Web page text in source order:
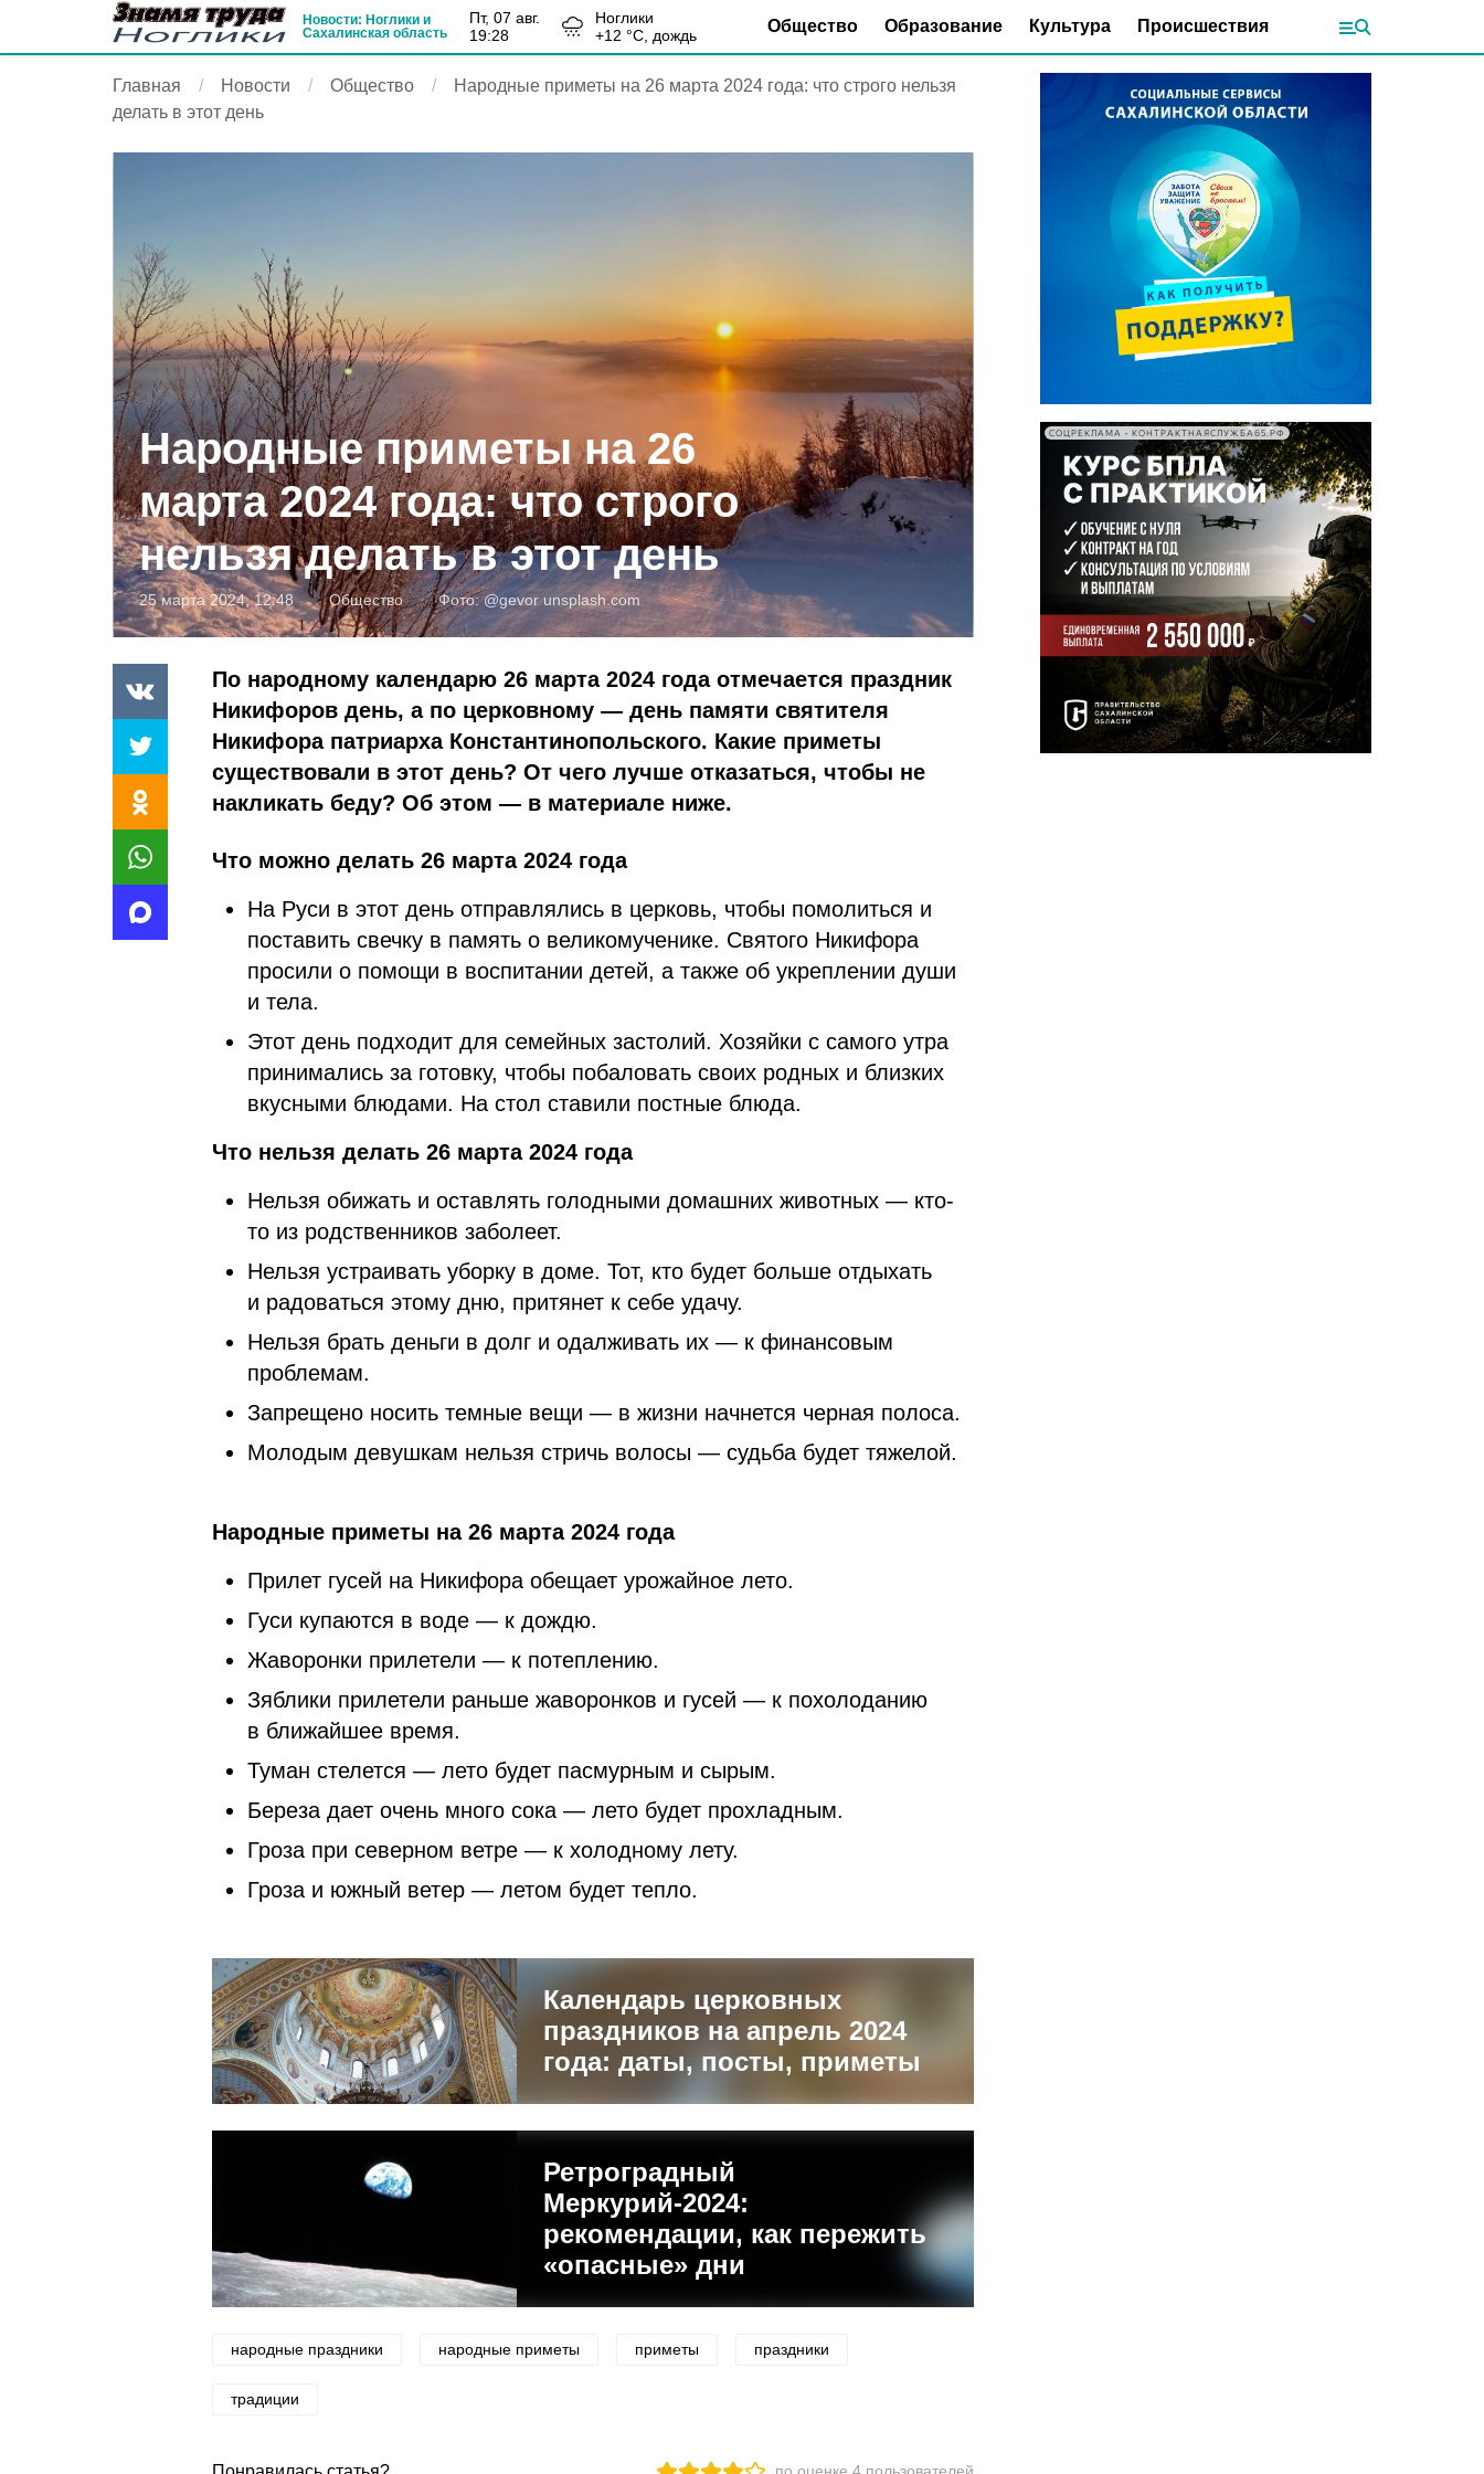
Новости: Ноглики и
Сахалинская область
пт, 07 авг.
19:28
Ноглики
+12 °С, дождь Общество Образование Культура Происшествия
Главная Новости Общество
Народные приметы на 26 марта 2024 года: что строго нельзя
делать в этот день
Народные приметы на 26
марта 2024 года: что строго
нельзя делать в этот день
25 марта 2024, 12:48 Общество Фото:@gevorunsplash.com
По народному календарю 26 марта 2024 года отмечается праздник
Никифоров день, а по церковному — день памяти святителя
Никифора патриарха Константинопольского. Какие приметы
существовали в этот день? От чего лучше отказаться, чтобы не
накликать беду? Об этом — в материале ниже.
Что можно делать 26 марта 2024 года
На Руси в этот день отправлялись в церковь, чтобы помолиться и
поставить свечку в память о великомученике. Святого Никифора
просили о помощи в воспитании детей, а также об укреплении души
и тела.
Этот день подходит для семейных застолий. Хозяйки с самого утра
принимались за готовку, чтобы побаловать своих родных и близких
вкусными блюдами. На стол ставили постные блюда.
Что нельзя делать 26 марта 2024 года
Нельзя обижать и оставлять голодными домашних животных — кто-
то из родственников заболеет.
Нельзя устраивать уборку в доме. Тот, кто будет больше отдыхать
и радоваться этому дню, притянет к себе удачу.
Нельзя брать деньги в долг и одалживать их — к финансовым
проблемам.
Запрещено носить темные вещи — в жизни начнется черная полоса.
Молодым девушкам нельзя стричь волосы — судьба будет тяжелой.
Народные приметы на 26 марта 2024 года
Прилет гусей на Никифора обещает урожайное лето.
Гуси купаются в воде — к дождю.
Жаворонки прилетели — к потеплению.
Зяблики прилетели раньше жаворонков и гусей — к похолоданию
в ближайшее время.
Туман стелется — лето будет пасмурным и сырым.
Береза дает очень много сока — лето будет прохладным.
Гроза при северном ветре — к холодному лету.
Гроза и южный ветер — летом будет тепло.
Календарь церковных
праздников на апрель 2024
года: даты, посты, приметы
Ретроградный
Меркурий-2024:
рекомендации, как пережить
«опасные» дни
народные праздники народные приметы приметы праздники
традиции
СОЦРЕКЛАМА • КОНТРАКТНАЯСЛУЖБА65.РФ